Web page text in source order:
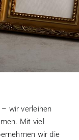
– wir verleihen
Mit viel
wir die